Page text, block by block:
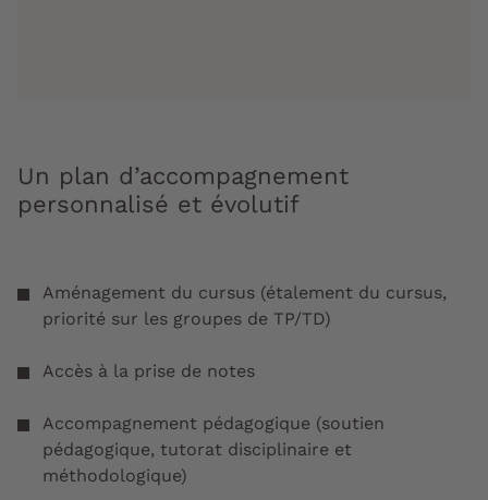
Un plan d’accompagnement
personnalisé et évolutif
Aménagement du cursus (étalement du cursus,
priorité sur les groupes de TP/TD)
Accès à la prise de notes
Accompagnement pédagogique (soutien
pédagogique, tutorat disciplinaire et
méthodologique)